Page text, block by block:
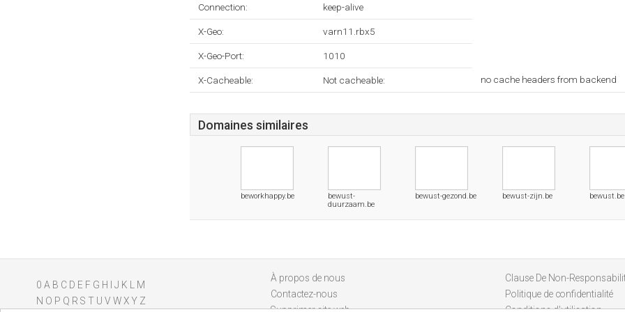
Connection: keep-alive
X-Geo: varn11.rbx5
X-Geo-Port: 1010
X-Cacheable: Not cacheable: no cache headers from backend
Domaines similaires
beworkhappy.be
bewust-
duurzaam.be
bewust-gezond.be bewust-zijn.be bewust.be
0 A B C D E F G H J K
M
N O P Q R S T U V WXY Z
À propos de nous
Contactez-nous
Clause De Non-
Politique de confidentialité